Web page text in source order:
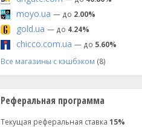
moyo.ua — до 2.00%
gold.ua — до 4.24%
chicco.com.ua — до 5.60%
Все магазины с кэшбэком (8)
Реферальная программа
Текущая реферальная ставка 15%